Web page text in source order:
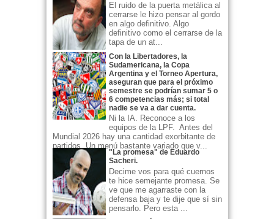
El ruido de la puerta metálica al
cerrarse le hizo pensar al gordo
en algo definitivo. Algo
definitivo como el cerrarse de la
tapa de un at...
Con la Libertadores, la
Sudamericana, la Copa
Argentina y el Torneo Apertura,
aseguran que para el próximo
semestre se podrían sumar 5 o
6 competencias más; si total
nadie se va a dar cuenta.
Ni la IA. Reconoce a los
equipos de la LPF. Antes del
Mundial 2026 hay una cantidad exorbitante de
partidos. Un menú bastante variado que v...
"La promesa" de Eduardo
Sacheri.
Decime vos para qué cuernos
te hice semejante promesa. Se
ve que me agarraste con la
defensa baja y te dije que sí sin
pensarlo. Pero esta ...